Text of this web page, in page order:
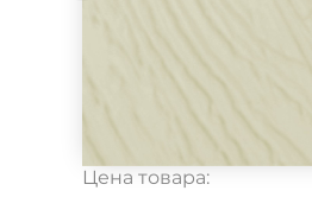
Цена товара: